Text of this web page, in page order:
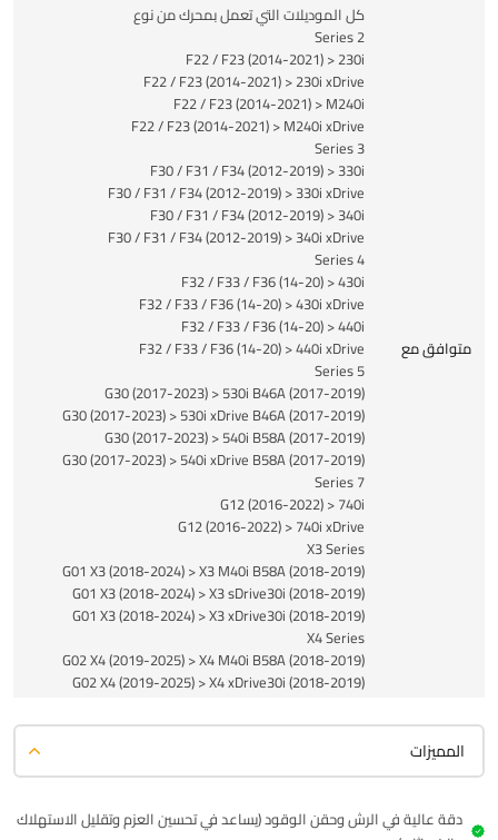
متوافق مع
كل الموديلات التي تعمل بمحرك من نوع
2 Series
F22 / F23 (2014-2021) > 230i
F22 / F23 (2014-2021) > 230i xDrive
F22 / F23 (2014-2021) > M240i
F22 / F23 (2014-2021) > M240i xDrive
3 Series
F30 / F31 / F34 (2012-2019) > 330i
F30 / F31 / F34 (2012-2019) > 330i xDrive
F30 / F31 / F34 (2012-2019) > 340i
F30 / F31 / F34 (2012-2019) > 340i xDrive
4 Series
F32 / F33 / F36 (14-20) > 430i
F32 / F33 / F36 (14-20) > 430i xDrive
F32 / F33 / F36 (14-20) > 440i
F32 / F33 / F36 (14-20) > 440i xDrive
5 Series
G30 (2017-2023) > 530i B46A (2017-2019)
G30 (2017-2023) > 530i xDrive B46A (2017-2019)
G30 (2017-2023) > 540i B58A (2017-2019)
G30 (2017-2023) > 540i xDrive B58A (2017-2019)
7 Series
G12 (2016-2022) > 740i
G12 (2016-2022) > 740i xDrive
X3 Series
G01 X3 (2018-2024) > X3 M40i B58A (2018-2019)
G01 X3 (2018-2024) > X3 sDrive30i (2018-2019)
G01 X3 (2018-2024) > X3 xDrive30i (2018-2019)
X4 Series
G02 X4 (2019-2025) > X4 M40i B58A (2018-2019)
G02 X4 (2019-2025) > X4 xDrive30i (2018-2019)
المميزات
دقة عالية في الرش وحقن الوقود (يساعد في تحسين العزم وتقليل الاستهلاك